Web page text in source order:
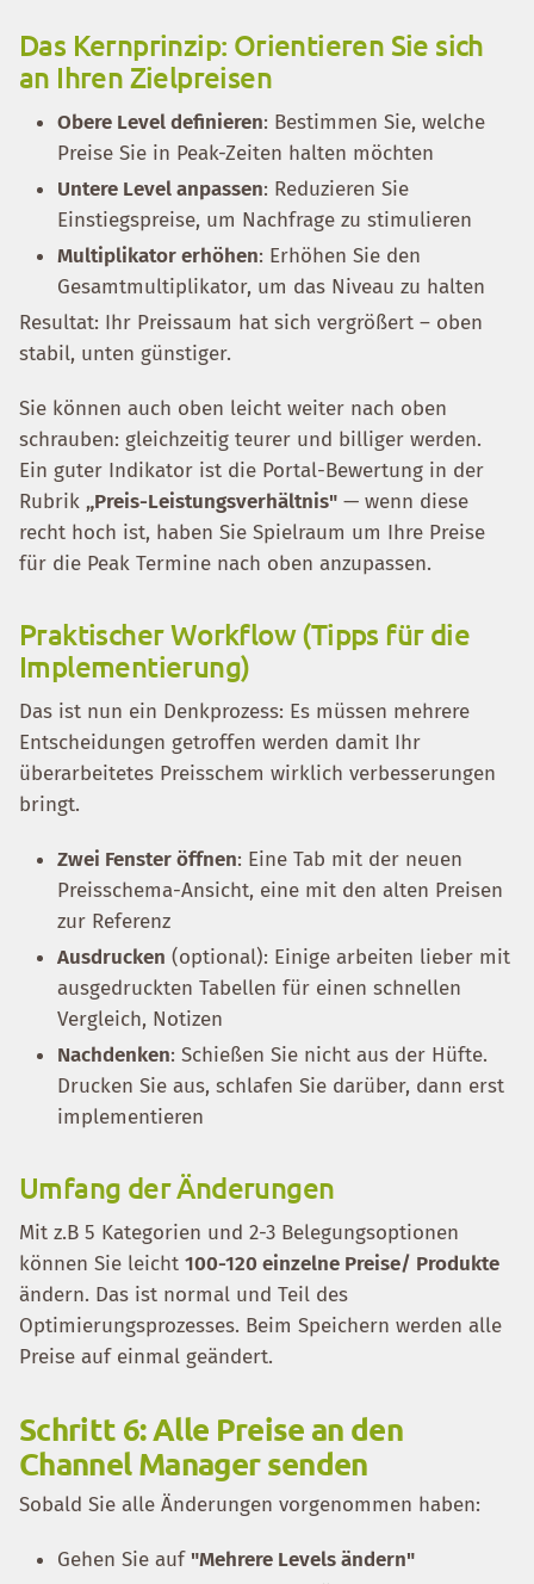
Das Kernprinzip: Orientieren Sie sich
an Ihren Zielpreisen
Obere Level definieren: Bestimmen Sie, welche
Preise Sie in Peak-Zeiten halten möchten
Untere Level anpassen: Reduzieren Sie
Einstiegspreise, um Nachfrage zu stimulieren
Multiplikator erhöhen: Erhöhen Sie den
Gesamtmultiplikator, um das Niveau zu halten
Resultat: Ihr Preissaum hat sich vergrößert – oben
stabil, unten günstiger.
Sie können auch oben leicht weiter nach oben
schrauben: gleichzeitig teurer und billiger werden.
Ein guter Indikator ist die Portal-Bewertung in der
Rubrik „Preis-Leistungsverhältnis" — wenn diese
recht hoch ist, haben Sie Spielraum um Ihre Preise
für die Peak Termine nach oben anzupassen.
Praktischer Workflow (Tipps für die
Implementierung)
Das ist nun ein Denkprozess: Es müssen mehrere
Entscheidungen getroffen werden damit Ihr
überarbeitetes Preisschem wirklich verbesserungen
bringt.
Zwei Fenster öffnen: Eine Tab mit der neuen
Preisschema-Ansicht, eine mit den alten Preisen
zur Referenz
Ausdrucken (optional): Einige arbeiten lieber mit
ausgedruckten Tabellen für einen schnellen
Vergleich, Notizen
Nachdenken: Schießen Sie nicht aus der Hüfte.
Drucken Sie aus, schlafen Sie darüber, dann erst
implementieren
Umfang der Änderungen
Mit z.B 5 Kategorien und 2-3 Belegungsoptionen
können Sie leicht 100-120 einzelne Preise/ Produkte
ändern. Das ist normal und Teil des
Optimierungsprozesses. Beim Speichern werden alle
Preise auf einmal geändert.
Schritt 6: Alle Preise an den
Channel Manager senden
Sobald Sie alle Änderungen vorgenommen haben:
Gehen Sie auf "Mehrere Levels ändern"